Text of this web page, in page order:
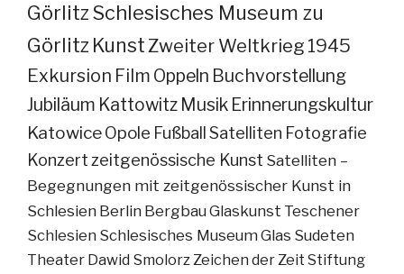
GörlitzSchlesisches Museum zu
Görlitz KunstZweiter Weltkrieg 1945
Exkursion Film Oppeln Buchvorstellung
Jubiläum Kattowitz Musik Erinnerungskultur
KatowiceOpole FußballSatelliten Fotografie
Konzertzeitgenössische Kunst Satelliten –
Begegnungen mit zeitgenössischer Kunst in
Schlesien Berlin BergbauGlaskunst Teschener
Schlesien Schlesisches MuseumGlas Sudeten
Theater Dawid SmolorzZeichen der Zeit Stiftung